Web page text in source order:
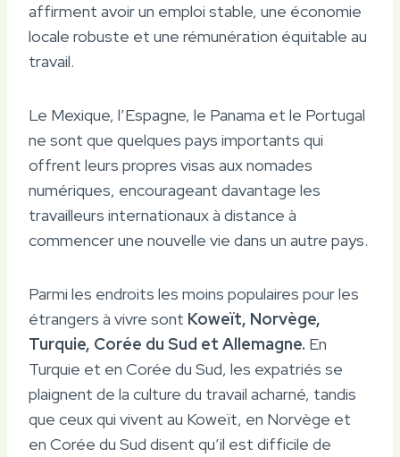
affirment avoir un emploi stable, une économie
locale robuste et une rémunération équitable au
travail.
Le Mexique, l’Espagne, le Panama et le Portugal
ne sont que quelques pays importants qui
offrent leurs propres visas aux nomades
numériques, encourageant davantage les
travailleurs internationaux à distance à
commencer une nouvelle vie dans un autre pays.
Parmi les endroits les moins populaires pour les
étrangers à vivre sont Koweït, Norvège,
Turquie, Corée du Sud et Allemagne. En
Turquie et en Corée du Sud, les expatriés se
plaignent de la culture du travail acharné, tandis
que ceux qui vivent au Koweït, en Norvège et
en Corée du Sud disent qu’il est difficile de